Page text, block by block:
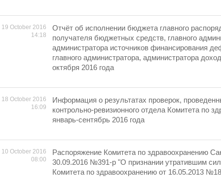
19 October 2016
14:18
Отчёт об исполнении бюджета главного
получателя бюджетных средств, главного
администратора источников финансирования
главного администратора, администратора
октября 2016 года
18 October 2016
16:09
Информация о результатах проверок,
контрольно-ревизионного отдела Комитета по
январь-сентябрь 2016 года
10 October 2016
08:00
Распоряжение Комитета по здравоохранению
30.09.2016 №391-р "О признании утратившим
Комитета по здравоохранению от 16.05.2013